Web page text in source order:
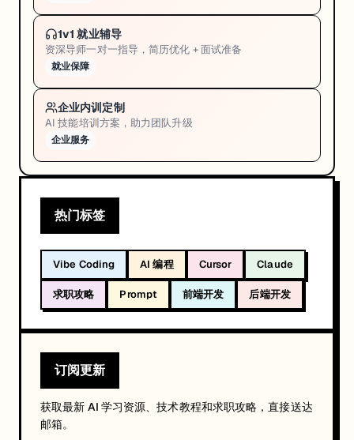
1v1 就业辅导
资深导师一对一指导，简历优化 + 面试准备
就业保障
企业内训定制
AI 技能培训方案，助力团队升级
企业服务
热门标签
Vibe Coding AI 编程 Cursor Claude
求职攻略 Prompt 前端开发 后端开发
订阅更新
获取最新 AI 学习资源、技术教程和求职攻略，直接送达
邮箱。